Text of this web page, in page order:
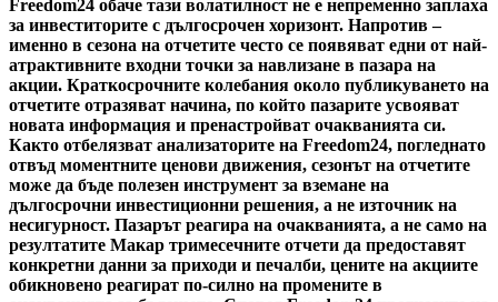
Freedom24 обаче тази волатилност не е непременно заплаха
за инвеститорите с дългосрочен хоризонт. Напротив –
именно в сезона на отчетите често се появяват едни от най-
атрактивните входни точки за навлизане в пазара на
акции. Краткосрочните колебания около публикуването на
отчетите отразяват начина, по който пазарите усвояват
новата информация и пренастройват очакванията си.
Както отбелязват анализаторите на Freedom24, погледнато
отвъд моментните ценови движения, сезонът на отчетите
може да бъде полезен инструмент за вземане на
дългосрочни инвестиционни решения, а не източник на
несигурност. Пазарът реагира на очакванията, а не само на
резултатите Макар тримесечните отчети да предоставят
конкретни данни за приходи и печалби, цените на акциите
обикновено реагират по-силно на промените в